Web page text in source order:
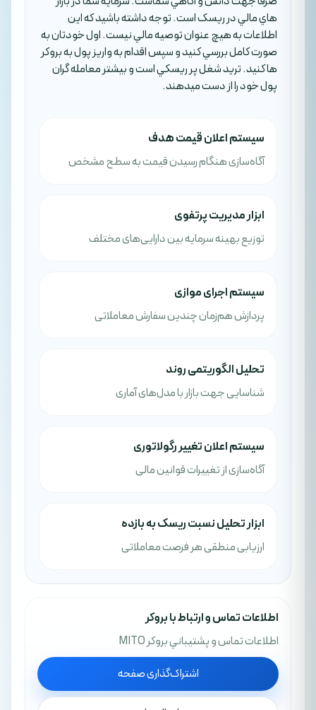
هاي مالي در ريسک است. توجه داشته باشيد که اين
اطلاعات به هيچ عنوان توصيه مالي نيست. اول خودتان به
صورت کامل بررسي کنيد و سپس اقدام به واريز پول به بروکر
ها کنيد. تريد شغل پر ريسکي است و بيشتر معامله گران
پول خود را از دست ميدهند.
سیستم اعلان قیمت هدف
آگاه‌سازی هنگام رسیدن قیمت به سطح مشخص
ابزار مدیریت پرتفوی
توزیع بهینه سرمایه بین دارایی‌های مختلف
سیستم اجرای موازی
پردازش هم‌زمان چندین سفارش معاملاتی
تحلیل الگوریتمی روند
شناسایی جهت بازار با مدل‌های آماری
سیستم اعلان تغییر رگولاتوری
آگاه‌سازی از تغییرات قوانین مالی
ابزار تحلیل نسبت ریسک به بازده
ارزیابی منطقی هر فرصت معاملاتی
اطلاعات تماس و ارتباط با بروکر
اطلاعات تماس و پشتيباني بروکر MITO
اشتراک‌گذاری صفحه